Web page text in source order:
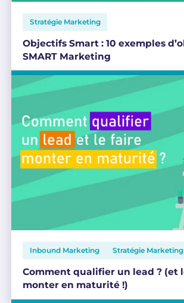
Stratégie Marketing
Objectifs Smart : 10 exemples
SMART Marketing
Inbound Marketing Stratégie Marketing
Comment qualifier un lead ? (et
monter en maturité !)